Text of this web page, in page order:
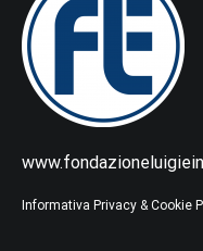
Informativa Privacy & Cookie